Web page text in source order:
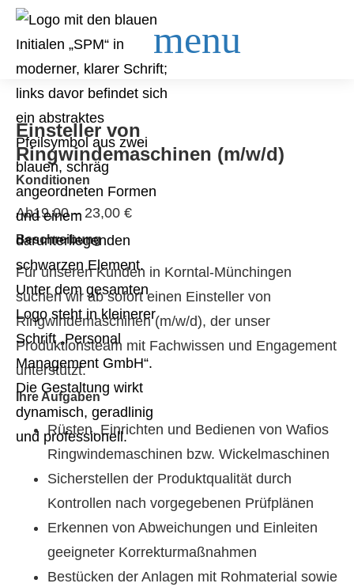
Einsteller von
Ringwindemaschinen (m/w/d)
Konditionen
Ab19,00 – 23,00 €
Beschreibung
Für unseren Kunden in Korntal-Münchingen
suchen wir ab sofort einen Einsteller von
Ringwindemaschinen (m/w/d), der unser
Produktionsteam mit Fachwissen und Engagement
unterstützt.
Ihre Aufgaben
Rüsten, Einrichten und Bedienen von Wafios
Ringwindemaschinen bzw. Wickelmaschinen
Sicherstellen der Produktqualität durch
Kontrollen nach vorgegebenen Prüfplänen
Erkennen von Abweichungen und Einleiten
geeigneter Korrekturmaßnahmen
Bestücken der Anlagen mit Rohmaterial sowie